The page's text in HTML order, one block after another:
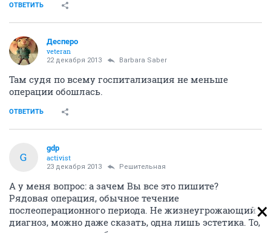
ОТВЕТИТЬ
Десперо
veteran
22 декабря 2013 Barbara Saber
Там судя по всему госпитализация не меньше
операции обошлась.
ОТВЕТИТЬ
G
gdp
activist
23 декабря 2013 Решительная
А у меня вопрос: а зачем Вы все это пишите?
Рядовая операция, обычное течение
послеоперационного периода. Не жизнеугрожающий
диагноз, можно даже сказать, одна лишь эстетика. То,